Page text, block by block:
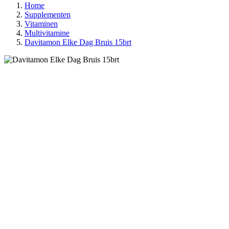
Home
Supplementen
Vitaminen
Multivitamine
Davitamon Elke Dag Bruis 15brt